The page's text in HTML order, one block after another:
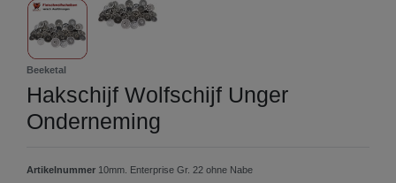
Beeketal
Hakschijf Wolfschijf Unger
Onderneming
Artikelnummer 10mm. Enterprise Gr. 22 ohne Nabe